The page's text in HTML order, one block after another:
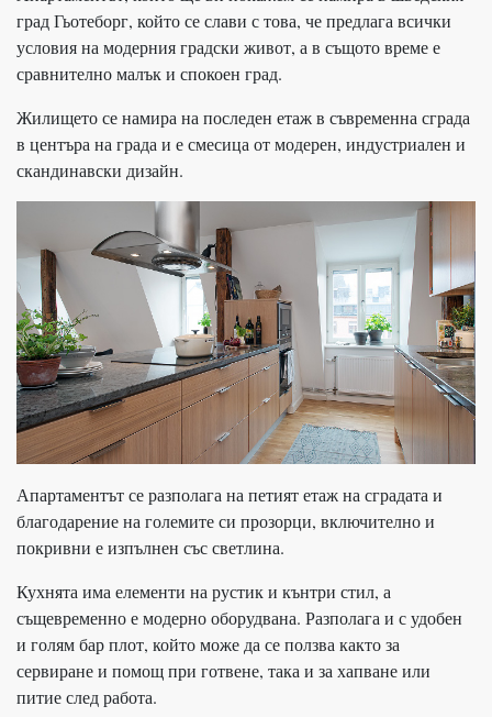
град Гьотеборг, който се слави с това, че предлага всички
условия на модерния градски живот, а в същото време е
сравнително малък и спокоен град.
Жилището се намира на последен етаж в съвременна сграда
в центъра на града и е смесица от модерен, индустриален и
скандинавски дизайн.
Апартаментът се разполага на петият етаж на сградата и
благодарение на големите си прозорци, включително и
покривни е изпълнен със светлина.
Кухнята има елементи на рустик и кънтри стил, а
същевременно е модерно оборудвана. Разполага и с удобен
и голям бар плот, който може да се ползва както за
сервиране и помощ при готвене, така и за хапване или
питие след работа.